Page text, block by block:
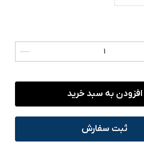
افزودن به سبد خرید
ثبت سفارش